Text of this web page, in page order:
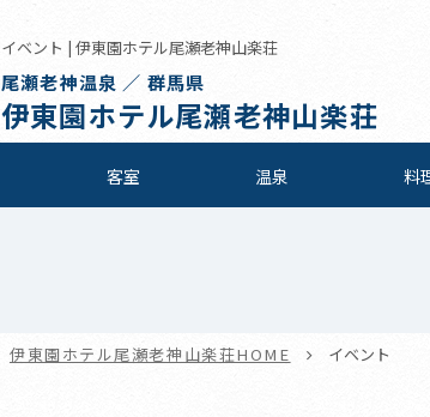
イベント | 伊東園ホテル尾瀬老神山楽荘
尾瀬老神温泉 ／ 群馬県
伊東園ホテル尾瀬老神山楽荘
客室 温泉 料
伊東園ホテル尾瀬老神山楽荘HOME イベント